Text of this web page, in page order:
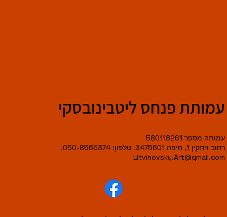
עמותת פנחס ליטבינובסקי
עמותה מספר 580118261
רחוב ויתקין 1, חיפה 3475601. טלפון: 050-8565374.
Litvinovsky.Art@gmail.com